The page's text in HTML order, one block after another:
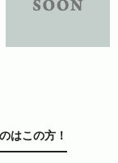
はこの方！